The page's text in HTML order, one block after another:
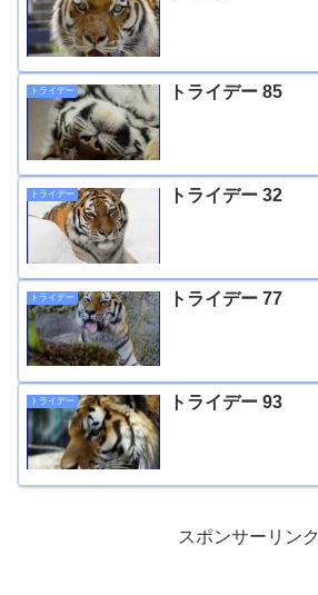
トライデー トライデー 85
トライデー トライデー 32
トライデー トライデー 77
トライデー トライデー 93
スポンサーリンク